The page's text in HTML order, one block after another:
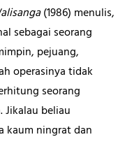
(1986) menulis,
sebagai seorang
pejuang,
operasinya tidak
seorang
beliau
kaum ningrat dan